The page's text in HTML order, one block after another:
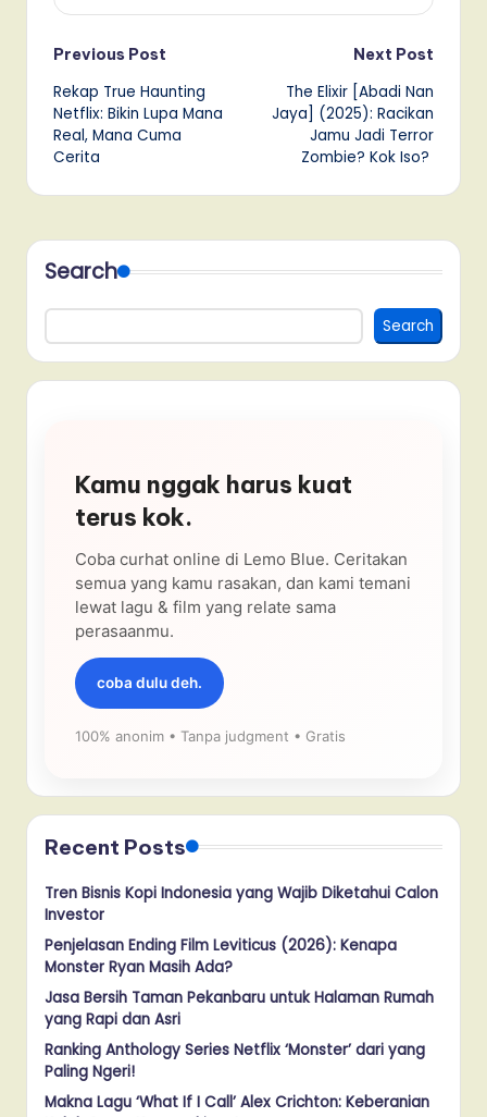
Post
navigation
Previous Post
Rekap True Haunting
Netflix: Bikin Lupa Mana
Real, Mana Cuma
Cerita
Next Post
The Elixir [Abadi Nan
Jaya] (2025): Racikan
Jamu Jadi Terror
Zombie? Kok Iso?
Search
Search
Kamu nggak harus kuat
terus kok.
Coba curhat online di Lemo Blue. Ceritakan
semua yang kamu rasakan, dan kami temani
lewat lagu & film yang relate sama
perasaanmu.
coba dulu deh.
100% anonim • Tanpa judgment • Gratis
Recent Posts
Tren Bisnis Kopi Indonesia yang Wajib Diketahui Calon
Investor
Penjelasan Ending Film Leviticus (2026): Kenapa
Monster Ryan Masih Ada?
Jasa Bersih Taman Pekanbaru untuk Halaman Rumah
yang Rapi dan Asri
Ranking Anthology Series Netflix ‘Monster’ dari yang
Paling Ngeri!
Makna Lagu ‘What If I Call’ Alex Crichton: Keberanian